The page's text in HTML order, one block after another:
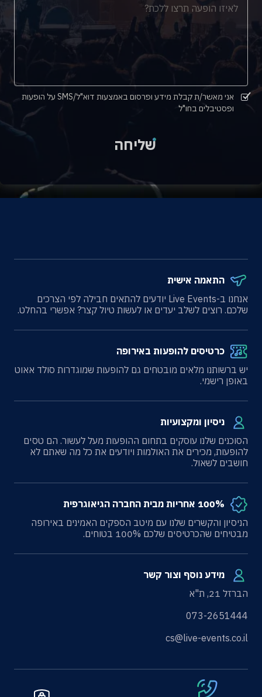
אני מאשר/ת קבלת מידע ופרסום באמצעות דוא"ל/SMS על הופעות
ופסטיבלים בחו"ל
שליחה
התאמה אישית
אנחנו ב-Live Events יודעים להתאים חבילה לפי הצרכים
שלכם. רוצים לשלב יעדים או לעשות טיול קצר? אפשרי בהחלט.
כרטיסים להופעות באירופה
יש ברשותנו מלאים מובטחים גם להופעות שמוגדרות סולד אאוט
באופן רישמי.
ניסיון ומקצועיות
הסוכנים שלנו עוסקים בתחום ההופעות מעל לעשור. הם טסים
להופעות, מכירים את האולמות ויודעים את כל מה שאתם לא
חושבים לשאול.
100% אחריות מבית החברה הגיאוגרפית
הניסיון והקשרים שלנו עם מיטב הספקים האמינים באירופה
מבטיחים שהכרטיסים שלכם 100% בטוחים.
מידע נוסף וצור קשר
הברזל 21, ת"א
073-2651444
cs@live-events.co.il